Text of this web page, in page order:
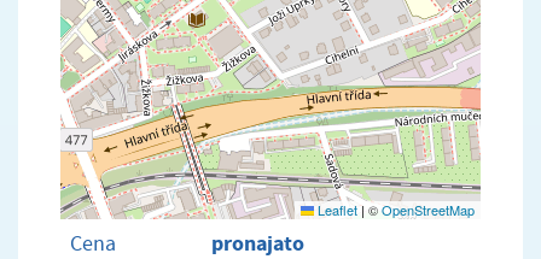
Leaflet | ©OpenStreetMap
Cena pronajato